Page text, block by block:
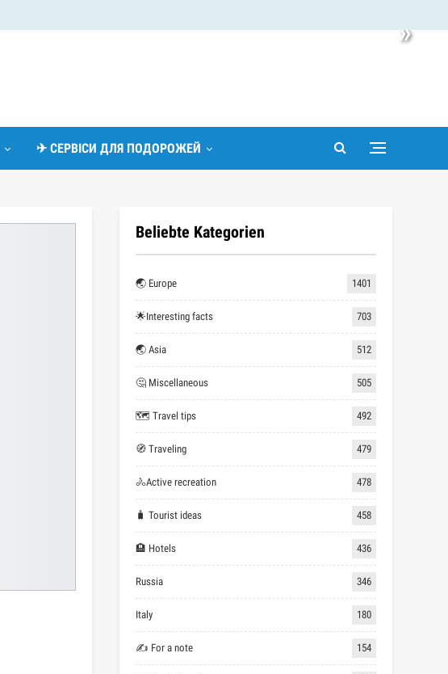
»
✈ СЕРВІСИ ДЛЯ ПОДОРОЖЕЙ
Beliebte Kategorien
🌏 Europe 1401
🌟Interesting facts 703
🌏 Asia 512
🤔 Miscellaneous 505
🗺 Travel tips 492
🧭 Traveling 479
🚴Active recreation 478
🧳 Tourist ideas 458
🏨 Hotels 436
Russia 346
Italy 180
✍ For a note 154